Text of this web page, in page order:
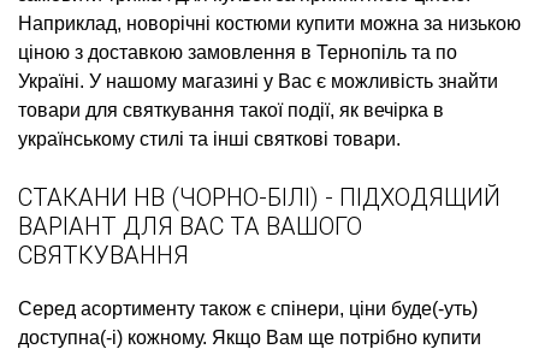
Наприклад, новорічні костюми купити можна за низькою
ціною з доставкою замовлення в Тернопіль та по
Україні. У нашому магазині у Вас є можливість знайти
товари для святкування такої події, як вечірка в
українському стилі та інші святкові товари.
СТАКАНИ НВ (ЧОРНО-БІЛІ) - ПІДХОДЯЩИЙ
ВАРІАНТ ДЛЯ ВАС ТА ВАШОГО
СВЯТКУВАННЯ
Серед асортименту також є спінери, ціни буде(-уть)
доступна(-і) кожному. Якщо Вам ще потрібно купити